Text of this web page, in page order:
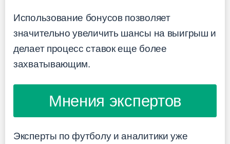
Использование бонусов позволяет
значительно увеличить шансы на выигрыш и
делает процесс ставок еще более
захватывающим.
Мнения экспертов
Эксперты по футболу и аналитики уже